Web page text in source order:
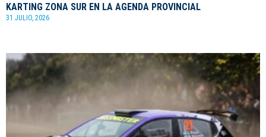
KARTING ZONA SUR EN LA AGENDA PROVINCIAL
31 JULIO, 2026